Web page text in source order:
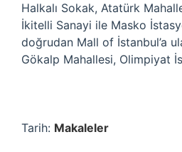
Halkalı Sokak, Atatürk
İkitelli Sanayi ile Masko
doğrudan Mall of İstanbul’a
Gökalp Mahallesi, Olimpiyat
Tarih: Makaleler